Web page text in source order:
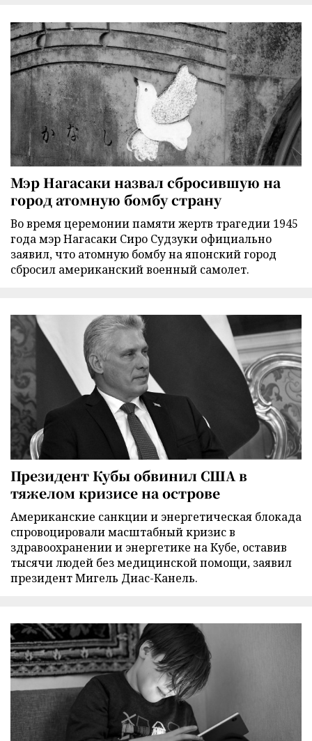
Мэр Нагасаки назвал сбросившую на
город атомную бомбу страну
Во время церемонии памяти жертв трагедии 1945
года мэр Нагасаки Сиро Судзуки официально
заявил, что атомную бомбу на японский город
сбросил американский военный самолет.
Президент Кубы обвинил США в
тяжелом кризисе на острове
Американские санкции и энергетическая блокада
спровоцировали масштабный кризис в
здравоохранении и энергетике на Кубе, оставив
тысячи людей без медицинской помощи, заявил
президент Мигель Диас-Канель.